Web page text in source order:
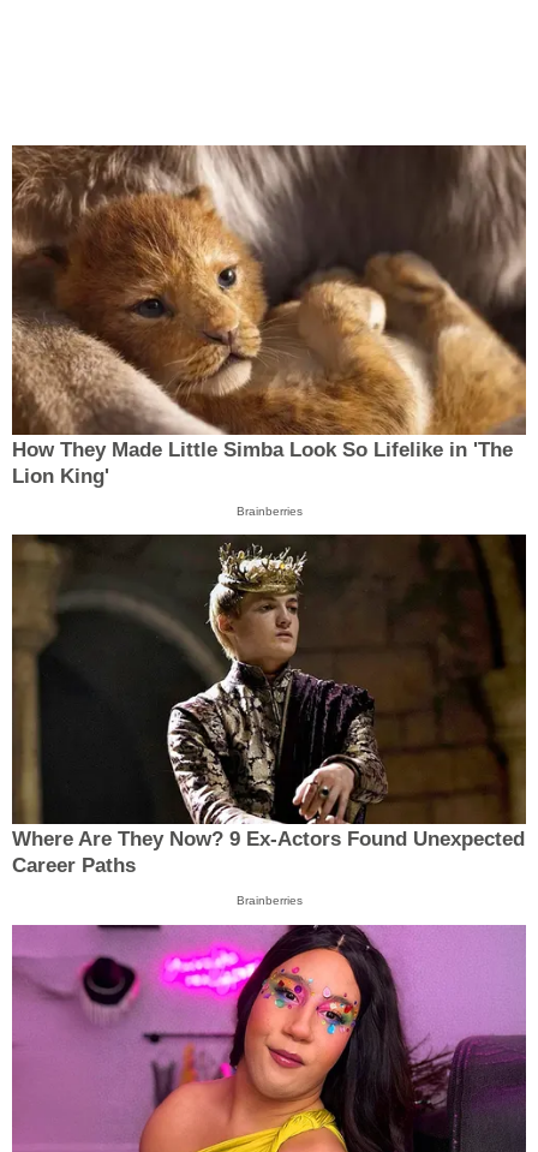
How They Made Little Simba Look So Lifelike in 'The
Lion King'
Brainberries
Where Are They Now? 9 Ex-Actors Found Unexpected
Career Paths
Brainberries